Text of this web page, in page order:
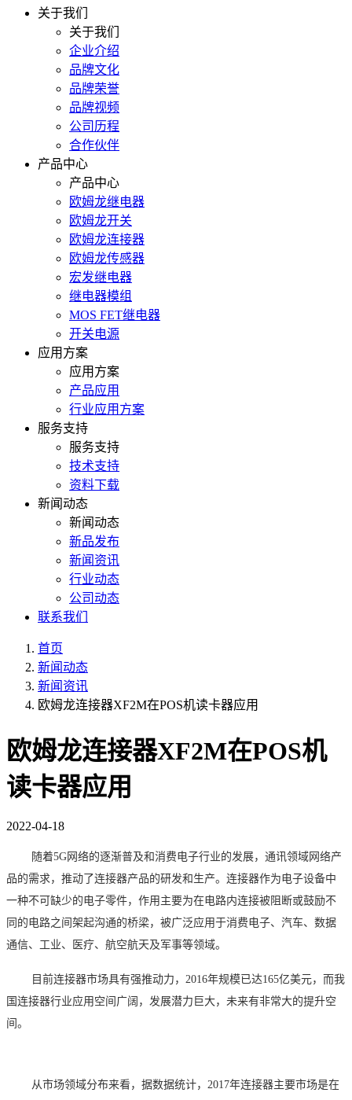
关于我们
关于我们
企业介绍
品牌文化
品牌荣誉
品牌视频
公司历程
合作伙伴
产品中心
产品中心
欧姆龙继电器
欧姆龙开关
欧姆龙连接器
欧姆龙传感器
宏发继电器
继电器模组
MOS FET继电器
开关电源
应用方案
应用方案
产品应用
行业应用方案
服务支持
服务支持
技术支持
资料下载
新闻动态
新闻动态
新品发布
新闻资讯
行业动态
公司动态
联系我们
首页
新闻动态
新闻资讯
欧姆龙连接器XF2M在POS机读卡器应用
欧姆龙连接器XF2M在POS机
读卡器应用
2022-04-18
随着5G网络的逐渐普及和消费电子行业的发展，通讯领域网络产
品的需求，推动了连接器产品的研发和生产。连接器作为电子设备中
一种不可缺少的电子零件，作用主要为在电路内连接被阻断或鼓励不
同的电路之间架起沟通的桥梁，被广泛应用于消费电子、汽车、数据
通信、工业、医疗、航空航天及军事等领域。
目前连接器市场具有强推动力， 2016年规模已达165亿美元，而我
国连接器行业应用空间广阔，发展潜力巨大，未来有非常大的提升空
间。
从市场领域分布来看，据数据统计， 2017年连接器主要市场是在